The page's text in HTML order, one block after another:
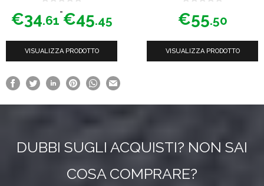
s
u
€34.61
-€45.45
Fascia
di
da
€45.45
VISUALIZZA PRODOTTO
pagina
del
s
u
€55.50
VISUALIZZA PRODOTTO
DUBBI SUGLI ACQUISTI? NON SAI
COSA COMPRARE?